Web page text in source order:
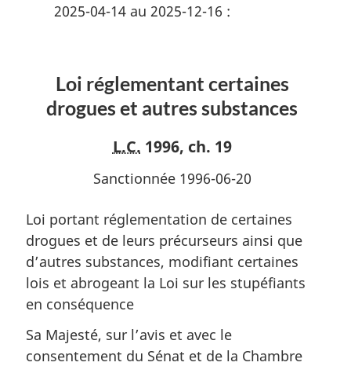
2025-04-14 au 2025-12-16 :
Loi réglementant certaines
drogues et autres substances
L.C. 1996, ch. 19
Sanctionnée 1996-06-20
Loi portant réglementation de certaines
drogues et de leurs précurseurs ainsi que
d’autres substances, modifiant certaines
lois et abrogeant la Loi sur les stupéfiants
en conséquence
Sa Majesté, sur l’avis et avec le
consentement du Sénat et de la Chambre